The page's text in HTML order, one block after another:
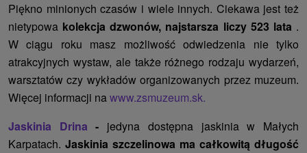
Piękno minionych czasów i wiele innych. Ciekawa jest też
nietypowa kolekcja dzwonów, najstarsza liczy 523 lata .
W ciągu roku masz możliwość odwiedzenia nie tylko
atrakcyjnych wystaw, ale także różnego rodzaju wydarzeń,
warsztatów czy wykładów organizowanych przez muzeum.
Więcej informacji nawww.zsmuzeum.sk.
Jaskinia Drina - jedyna dostępna jaskinia w Małych
Karpatach. Jaskinia szczelinowa ma całkowitą długość